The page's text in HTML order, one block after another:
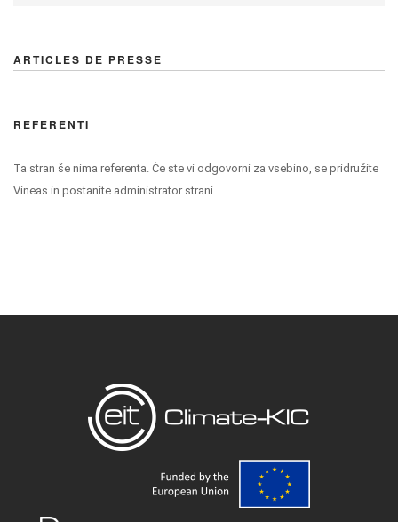
ARTICLES DE PRESSE
REFERENTI
Ta stran še nima referenta. Če ste vi odgovorni za vsebino, se pridružite
Vineas in postanite administrator strani.